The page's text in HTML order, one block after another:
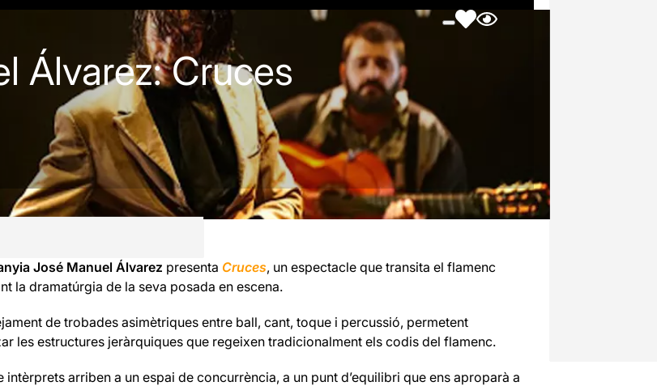
Álvarez: Cruces
José Manuel Álvarez presenta Cruces, un espectacle que transita el flamenc
la dramatúrgia de la seva posada en escena.
de trobades asimètriques entre ball, cant, toque i percussió, permetent
les estructures jeràrquiques que regeixen tradicionalment els codis del flamenc.
intèrprets arriben a un espai de concurrència, a un punt d’equilibri que ens aproparà a